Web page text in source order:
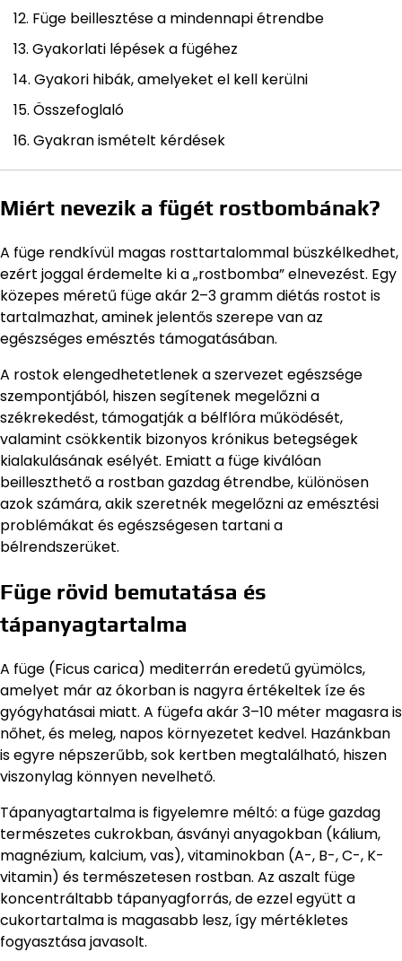
Füge beillesztése a mindennapi étrendbe
Gyakorlati lépések a fügéhez
Gyakori hibák, amelyeket el kell kerülni
Összefoglaló
Gyakran ismételt kérdések
Miért nevezik a fügét rostbombának?
A füge rendkívül magas rosttartalommal büszkélkedhet,
ezért joggal érdemelte ki a „rostbomba” elnevezést. Egy
közepes méretű füge akár 2–3 gramm diétás rostot is
tartalmazhat, aminek jelentős szerepe van az
egészséges emésztés támogatásában.
A rostok elengedhetetlenek a szervezet egészsége
szempontjából, hiszen segítenek megelőzni a
székrekedést, támogatják a bélflóra működését,
valamint csökkentik bizonyos krónikus betegségek
kialakulásának esélyét. Emiatt a füge kiválóan
beilleszthető a rostban gazdag étrendbe, különösen
azok számára, akik szeretnék megelőzni az emésztési
problémákat és egészségesen tartani a
bélrendszerüket.
Füge rövid bemutatása és
tápanyagtartalma
A füge (Ficus carica) mediterrán eredetű gyümölcs,
amelyet már az ókorban is nagyra értékeltek íze és
gyógyhatásai miatt. A fügefa akár 3–10 méter magasra is
nőhet, és meleg, napos környezetet kedvel. Hazánkban
is egyre népszerűbb, sok kertben megtalálható, hiszen
viszonylag könnyen nevelhető.
Tápanyagtartalma is figyelemre méltó: a füge gazdag
természetes cukrokban, ásványi anyagokban (kálium,
magnézium, kalcium, vas), vitaminokban (A-, B-, C-, K-
vitamin) és természetesen rostban. Az aszalt füge
koncentráltabb tápanyagforrás, de ezzel együtt a
cukortartalma is magasabb lesz, így mértékletes
fogyasztása javasolt.